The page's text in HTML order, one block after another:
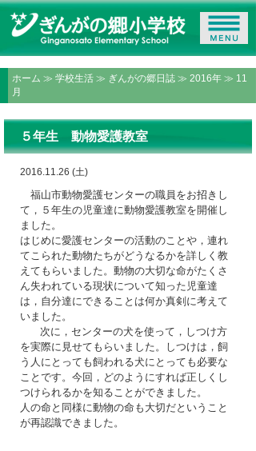
ホーム ≫ 学校生活 ≫ ぎんがの郷日誌 ≫ 2016年 ≫ 11
月
５年生 動物愛護教室
2016.11.26 (土)
福山市動物愛護センターの職員をお招きし
て，５年生の児童達に動物愛護教室を開催し
ました。
はじめに愛護センターの活動のことや，連れ
てこられた動物たちがどうなるかを詳しく教
えてもらいました。動物の大切な命がたくさ
ん失われている現状について知った児童達
は，自分達にできることは何か真剣に考えて
いました。
次に，センターの犬を使って，しつけ方
を実際に見せてもらいました。しつけは，飼
う人にとっても飼われる犬にとっても必要な
ことです。今回，どのようにすれば正しくし
つけられるかを知ることができました。
人の命と同様に動物の命も大切だということ
が再認識できました。